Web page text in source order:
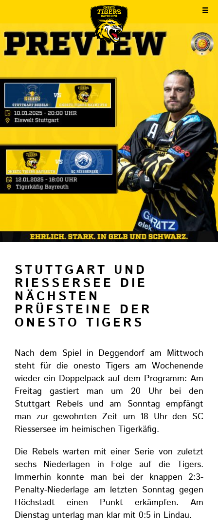
STUTTGART UND
RIESSERSEE DIE
NÄCHSTEN
PRÜFSTEINE DER
ONESTO TIGERS
Nach dem Spiel in Deggendorf am Mittwoch
steht für die onesto Tigers am Wochenende
wieder ein Doppelpack auf dem Programm: Am
Freitag gastiert man um 20 Uhr bei den
Stuttgart Rebels und am Sonntag empfängt
man zur gewohnten Zeit um 18 Uhr den SC
Riessersee im heimischen Tigerkäfig.
Die Rebels warten mit einer Serie von zuletzt
sechs Niederlagen in Folge auf die Tigers.
Immerhin konnte man bei der knappen 2:3-
Penalty-Niederlage am letzten Sonntag gegen
Höchstadt einen Punkt erkämpfen. Am
Dienstag unterlag man klar mit 0:5 in Lindau.